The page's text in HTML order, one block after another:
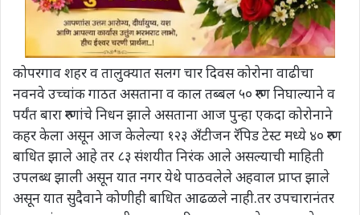
कोपरगाव शहर व तालुक्यात सलग चार दिवस कोरोना वाढीचा
नवनवे उच्चांक गाठत असताना व काल तब्बल ५० रुग्ण निघाल्याने व
पर्यंत बारा रुग्णांचे निधन झाले असताना आज पुन्हा एकदा कोरोनाने
कहर केला असून आज केलेल्या १२३ अँटीजन रॅपिड टेस्ट मध्ये ४० रुग्ण
बाधित झाले आहे तर ८३ संशयीत निरंक आले असल्याची माहिती
उपलब्ध झाली असून यात नगर येथे पाठवलेले अहवाल प्राप्त झाले
असून यात सुदैवाने कोणीही बाधित आढळले नाही.तर उपचारानंतर